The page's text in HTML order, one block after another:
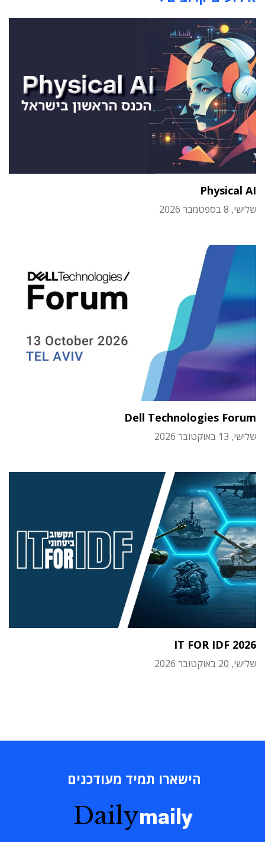
Physical AI
שלישי, 8 בספטמבר 2026
Dell Technologies Forum
שלישי, 13 באוקטובר 2026
IT FOR IDF 2026
שלישי, 20 באוקטובר 2026
הישארו תמיד מעודכנים
Dailymaily